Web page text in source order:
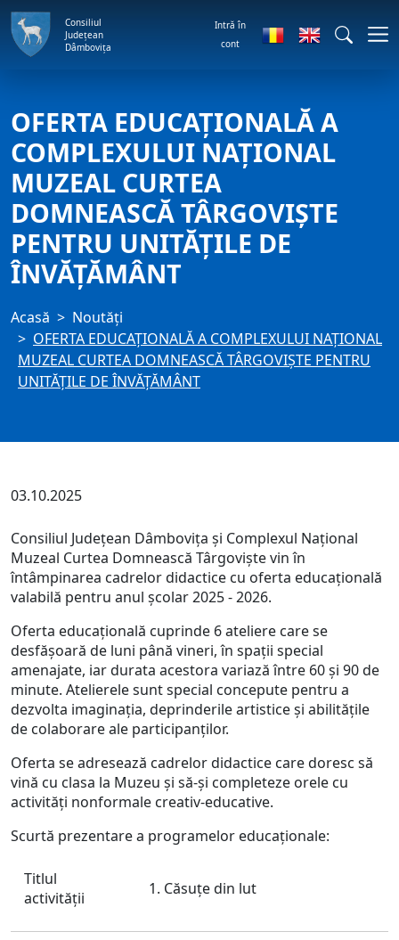
Consiliul
Județean
Dâmbovița
Intră în
cont
OFERTA EDUCAȚIONALĂ A
COMPLEXULUI NAŢIONAL
MUZEAL CURTEA
DOMNEASCĂ TÂRGOVIŞTE
PENTRU UNITĂȚILE DE
ÎNVĂȚĂMÂNT
Acasă
Noutăți
OFERTA EDUCAȚIONALĂ A COMPLEXULUI NAŢIONAL
MUZEAL CURTEA DOMNEASCĂ TÂRGOVIŞTE PENTRU
UNITĂȚILE DE ÎNVĂȚĂMÂNT
03.10.2025
Consiliul Județean Dâmbovița și Complexul Naţional
Muzeal Curtea Domnească Târgovişte vin în
întâmpinarea cadrelor didactice cu oferta educațională
valabilă pentru anul școlar 2025 - 2026.
Oferta educațională cuprinde 6 ateliere care se
desfășoară de luni până vineri, în spații special
amenajate, iar durata acestora variază între 60 și 90 de
minute. Atelierele sunt special concepute pentru a
dezvolta imaginația, deprinderile artistice și abilitățile
de colaborare ale participanților.
Oferta se adresează cadrelor didactice care doresc să
vină cu clasa la Muzeu și să-și completeze orele cu
activități nonformale creativ-educative.
Scurtă prezentare a programelor educaționale:
Titlul
activităţii
Căsuțe din lut